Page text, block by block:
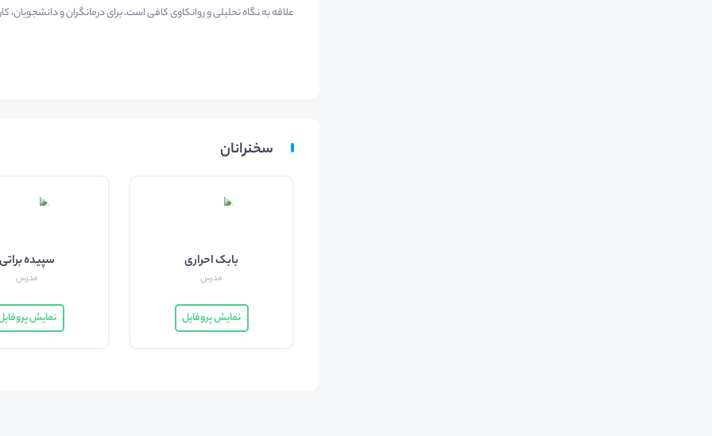
علاقه به نگاه تحلیلی و روانکاوی کافی است. برای درمانگران و دانشجویان،
سخنرانان
بابک احراری
مدرس
نمایش پروفایل
سپیده براتی
مدرس
نمایش